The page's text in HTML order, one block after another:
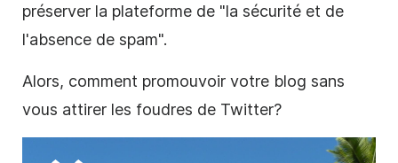
préserver la plateforme de "la sécurité et de
l'absence de spam".
Alors, comment promouvoir votre blog sans
vous attirer les foudres de Twitter?